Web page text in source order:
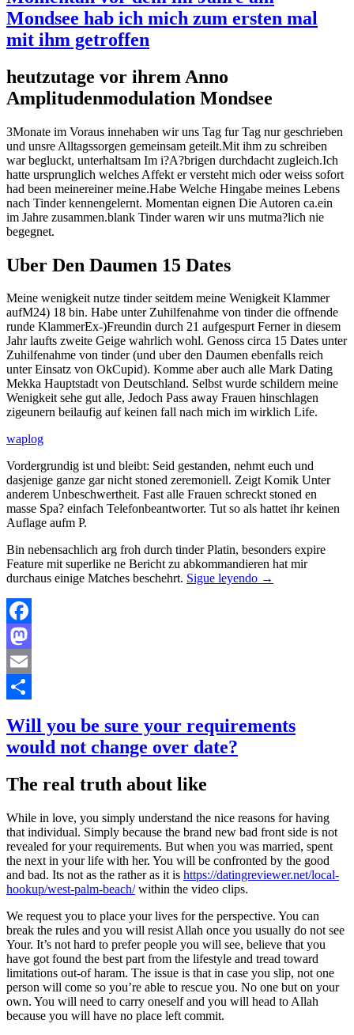
Mondsee hab ich mich zum ersten mal
mit ihm getroffen
heutzutage vor ihrem Anno
Amplitudenmodulation Mondsee
3Monate im Voraus innehaben wir uns Tag fur Tag nur geschrieben
und unsre Alltagssorgen gemeinsam geteilt.Mit ihm zu schreiben
war begluckt, unterhaltsam Im i?A?brigen durchdacht zugleich.Ich
hatte ursprunglich welches Affekt er versteht mich oder weiss sofort
had been meinereiner meine.Habe Welche Hingabe meines Lebens
nach Tinder kennengelernt. Momentan eignen Die Autoren ca.ein
im Jahre zusammen.blank Tinder waren wir uns mutma?lich nie
begegnet.
Uber Den Daumen 15 Dates
Meine wenigkeit nutze tinder seitdem meine Wenigkeit Klammer
aufM24) 18 bin. Habe unter Zuhilfenahme von tinder die offnende
runde KlammerEx-)Freundin durch 21 aufgespurt Ferner in diesem
Jahr laufts zweite Geige wahrlich wohl. Genoss circa 15 Dates unter
Zuhilfenahme von tinder (und uber den Daumen ebenfalls reich
unter Einsatz von OkCupid). Komme aber auch alle Mark Dating
Mekka Hauptstadt von Deutschland. Selbst wurde schildern meine
Wenigkeit sehe gut alle, Jedoch Pass away Frauen hinschlagen
zigeunern beilaufig auf keinen fall nach mich im wirklich Life.
waplog
Vordergrundig ist und bleibt: Seid gestanden, nehmt euch und
dasjenige ganze gar nicht stoned zeremoniell. Zeigt Komik Unter
anderem Unbeschwertheit. Fast alle Frauen schreckt stoned en
masse Spa? einfach Telefonbeantworter. Tut so als hattet ihr keinen
Auflage aufm P.
Bin nebensachlich arg froh durch tinder Platin, besonders expire
Feature mit superlike ne Bericht zu abkommandieren hat mir
durchaus einige Matches beschehrt. Sigue leyendo →
Facebook
Mastodon
Email
Will you be sure your requirements
would not change over date?
The real truth about like
While in love, you simply understand the nice reasons for having
that individual. Simply because the brand new bad front side is not
revealed for your requirements. But when you was married, spent
the next in your life with her. You will be confronted by the good
and bad. Its not as the rather as it is https://datingreviewer.net/local-
hookup/west-palm-beach/within the video clips.
We request you to place your lives for the perspective. You can
break the rules and you will resist Allah once you usually do not see
Your. It’s not hard to prefer people you will see, believe that you
have got found the best part from the lifestyle and tread toward
limitations out-of haram. The issue is that in case you slip, not one
person will come so you’re able to rescue you. No one but on your
own. You will need to carry oneself and you will head to Allah
because you will have no place left commit.